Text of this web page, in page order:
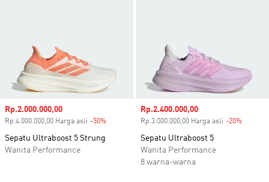
Harga penjualan
Rp.2.000.000,00
Rp.4.000.000,00 Harga asli -50%
Sepatu Ultraboost 5 Strung
Wanita Performance
Harga penjualan
Rp.2.400.000,00
Rp.3.000.000,00 Harga asli -20%
Sepatu Ultraboost 5
Wanita Performance
8 warna-warna